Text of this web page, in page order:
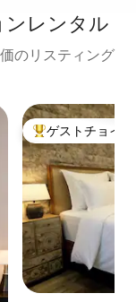
ンレンタル
のリスティング
大好評のゲスト
ゲストチョイス